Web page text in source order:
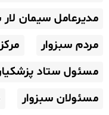
مدیرعامل سیمان لار
مردم سبزوار
مسئول ستاد
مسئولان سبزوار